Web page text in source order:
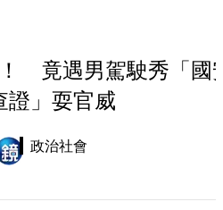
竟遇男駕駛秀「國
證」耍官威
政治社會